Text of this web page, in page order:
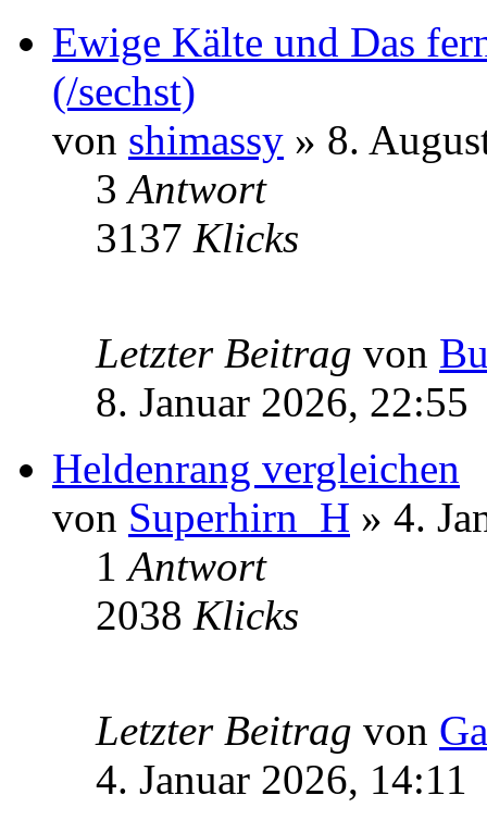
Ewige Kälte und Das
(/sechst)
von shimassy » 8.
3Antwort
3137 Klicks
Letzter Beitrag von
8. Januar 2026, 22:55
Heldenrang vergleichen
von Superhirn_H » 4.
1Antwort
2038 Klicks
Letzter Beitrag von
4. Januar 2026, 14:11